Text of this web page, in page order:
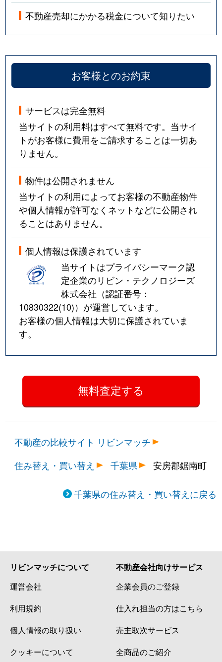
不動産売却にかかる税金について知りたい
お客様とのお約束
サービスは完全無料
当サイトの利用料はすべて無料です。当サイ
トがお客様に費用をご請求することは一切あ
りません。
物件は公開されません
当サイトの利用によってお客様の不動産物件
や個人情報が許可なくネットなどに公開され
ることはありません。
個人情報は保護されています
当サイトはプライバシーマーク認
定企業のリビン・テクノロジーズ
株式会社（認証番号：
10830322(10)）が運営しています。
お客様の個人情報は大切に保護されていま
す。
不動産の比較サイト リビンマッチ
住み替え・買い替え
千葉県 安房郡鋸南町
千葉県の住み替え・買い替えに戻る
リビンマッチについて
運営会社
利用規約
個人情報の取り扱い
クッキーについて
不動産会社向けサービス
企業会員のご登録
仕入れ担当の方はこちら
売主取次サービス
全商品のご紹介